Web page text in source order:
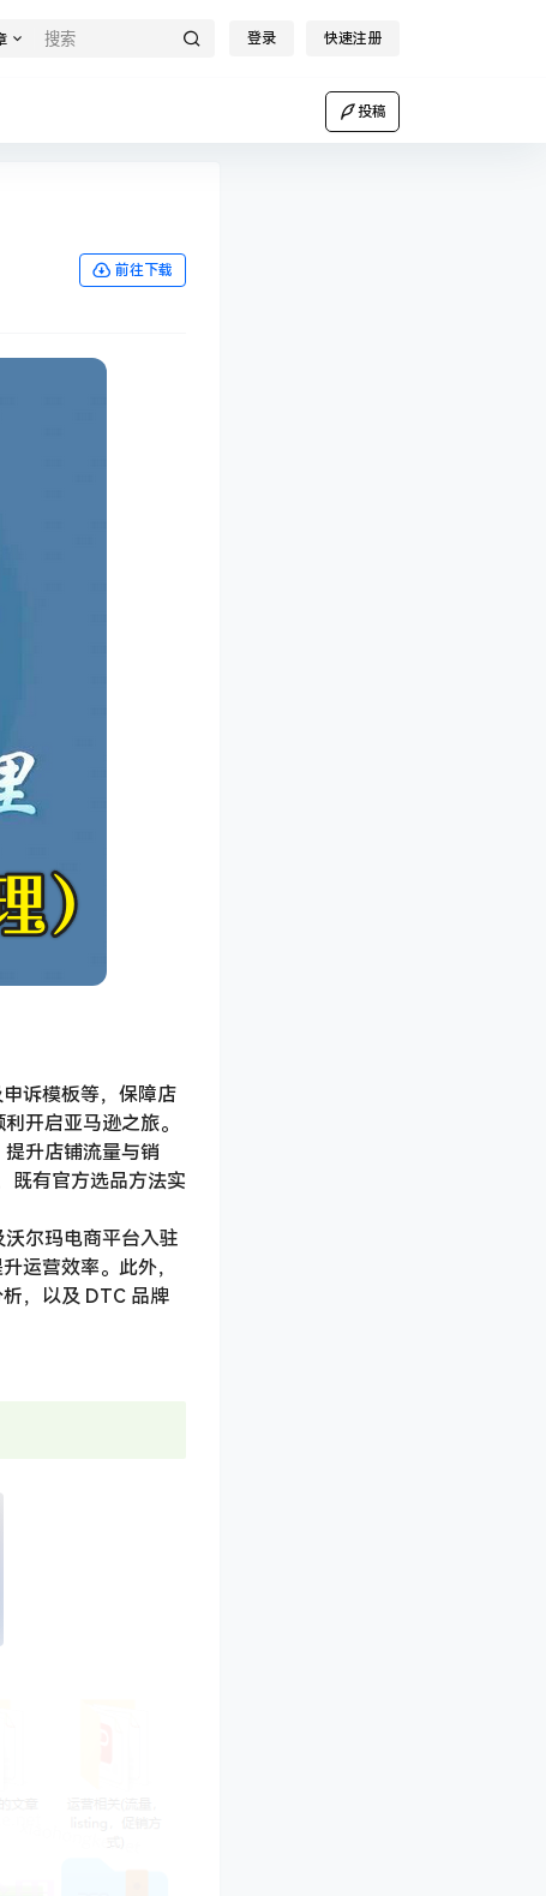
登录 快速注册
投稿
前往下载
诉模板等，保障店
开启亚马逊之旅。
升店铺流量与销
既有官方选品方法实
尔玛电商平台入驻
运营效率。此外，
，以及 DTC 品牌